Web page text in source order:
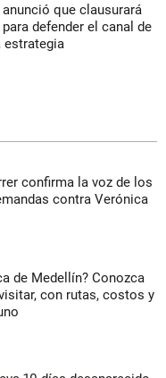
que clausurará
defender el canal de
estrategia
confirma la voz de los
contra Verónica
de Medellín? Conozca
con rutas, costos y